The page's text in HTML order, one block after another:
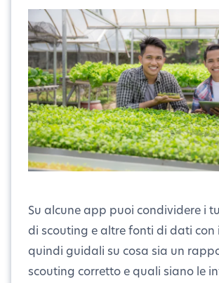
Su alcune app puoi condividere i
di scouting e altre fonti di dati con
quindi guidali su cosa sia un
scouting corretto e quali siano le